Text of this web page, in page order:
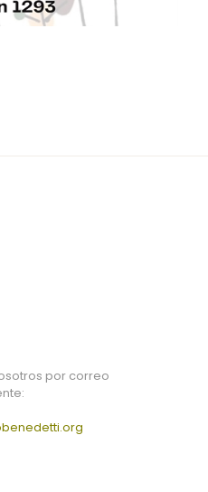
por correo